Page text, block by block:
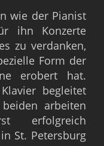
wie der Pianist
ihn Konzerte
zu verdanken,
Form der
erobert hat.
begleitet
arbeiten
erfolgreich
St. Petersburg